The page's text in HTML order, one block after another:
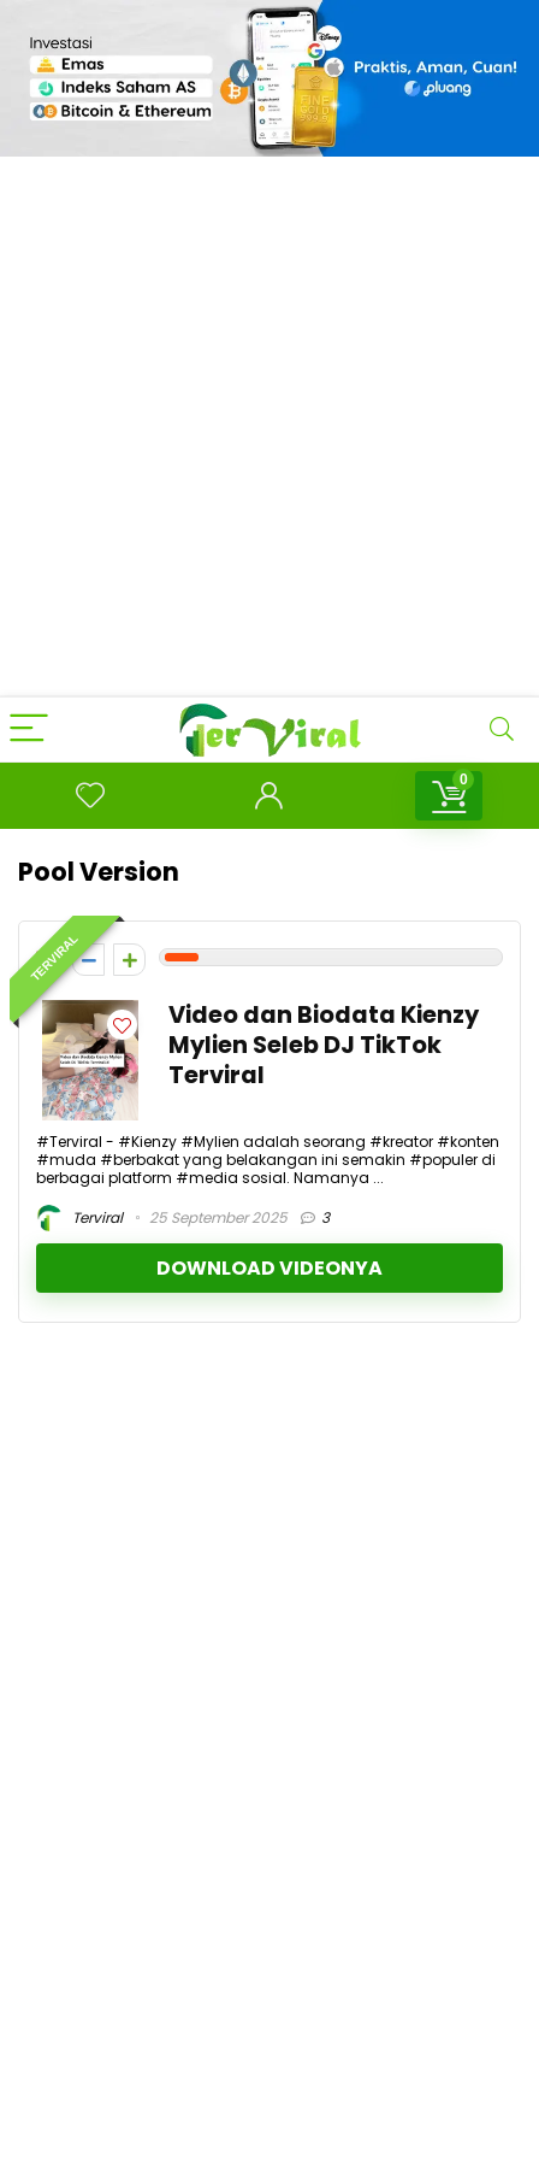
0
Pool Version
TERVIRAL
1
Video dan Biodata Kienzy
Mylien Seleb DJ TikTok
Terviral
#Terviral - #Kienzy #Mylien adalah seorang #kreator #konten
#muda #berbakat yang belakangan ini semakin #populer di
berbagai platform #media sosial. Namanya ...
Terviral
25 September 2025 3
DOWNLOAD VIDEONYA